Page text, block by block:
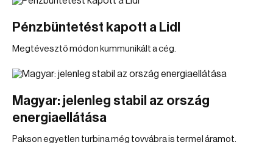
Pénzbüntetést kapott a Lidl
Megtévesztő módon kummunikált a cég.
Magyar: jelenleg stabil az ország
energiaellátása
Pakson egyetlen turbina még tovvábra is termel áramot.